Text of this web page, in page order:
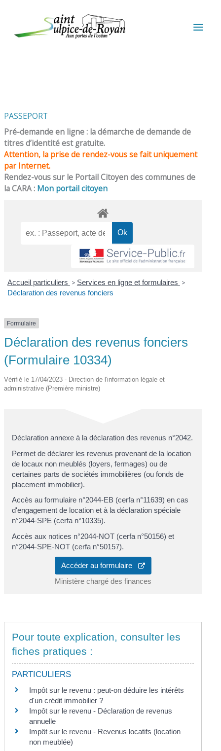
PASSEPORT
Pré-demande en ligne : la démarche de demande de
titres d’identité est gratuite.
Attention, la prise de rendez-vous se fait uniquement
par Internet.
Rendez-vous sur le Portail Citoyen des communes de
la CARA : Mon portail citoyen
Accueil particuliers > Services en ligne et formulaires >
Déclaration des revenus fonciers
Formulaire
Déclaration des revenus fonciers
(Formulaire 10334)
Vérifié le 17/04/2023 - Direction de l'information légale et
administrative (Première ministre)
Déclaration annexe à la déclaration des revenus n°2042.
Permet de déclarer les revenus provenant de la location
de locaux non meublés (loyers, fermages) ou de
certaines parts de sociétés immobilières (ou fonds de
placement immobilier).
Accès au formulaire n°2044-EB (cerfa n°11639) en cas
d'engagement de location et à la déclaration spéciale
n°2044-SPE (cerfa n°10335).
Accès aux notices n°2044-NOT (cerfa n°50156) et
n°2044-SPE-NOT (cerfa n°50157).
Accéder au formulaire
Ministère chargé des finances
Pour toute explication, consulter les
fiches pratiques :
PARTICULIERS
Impôt sur le revenu : peut-on déduire les intérêts
d'un crédit immobilier ?
Impôt sur le revenu - Déclaration de revenus
annuelle
Impôt sur le revenu - Revenus locatifs (location
non meublée)